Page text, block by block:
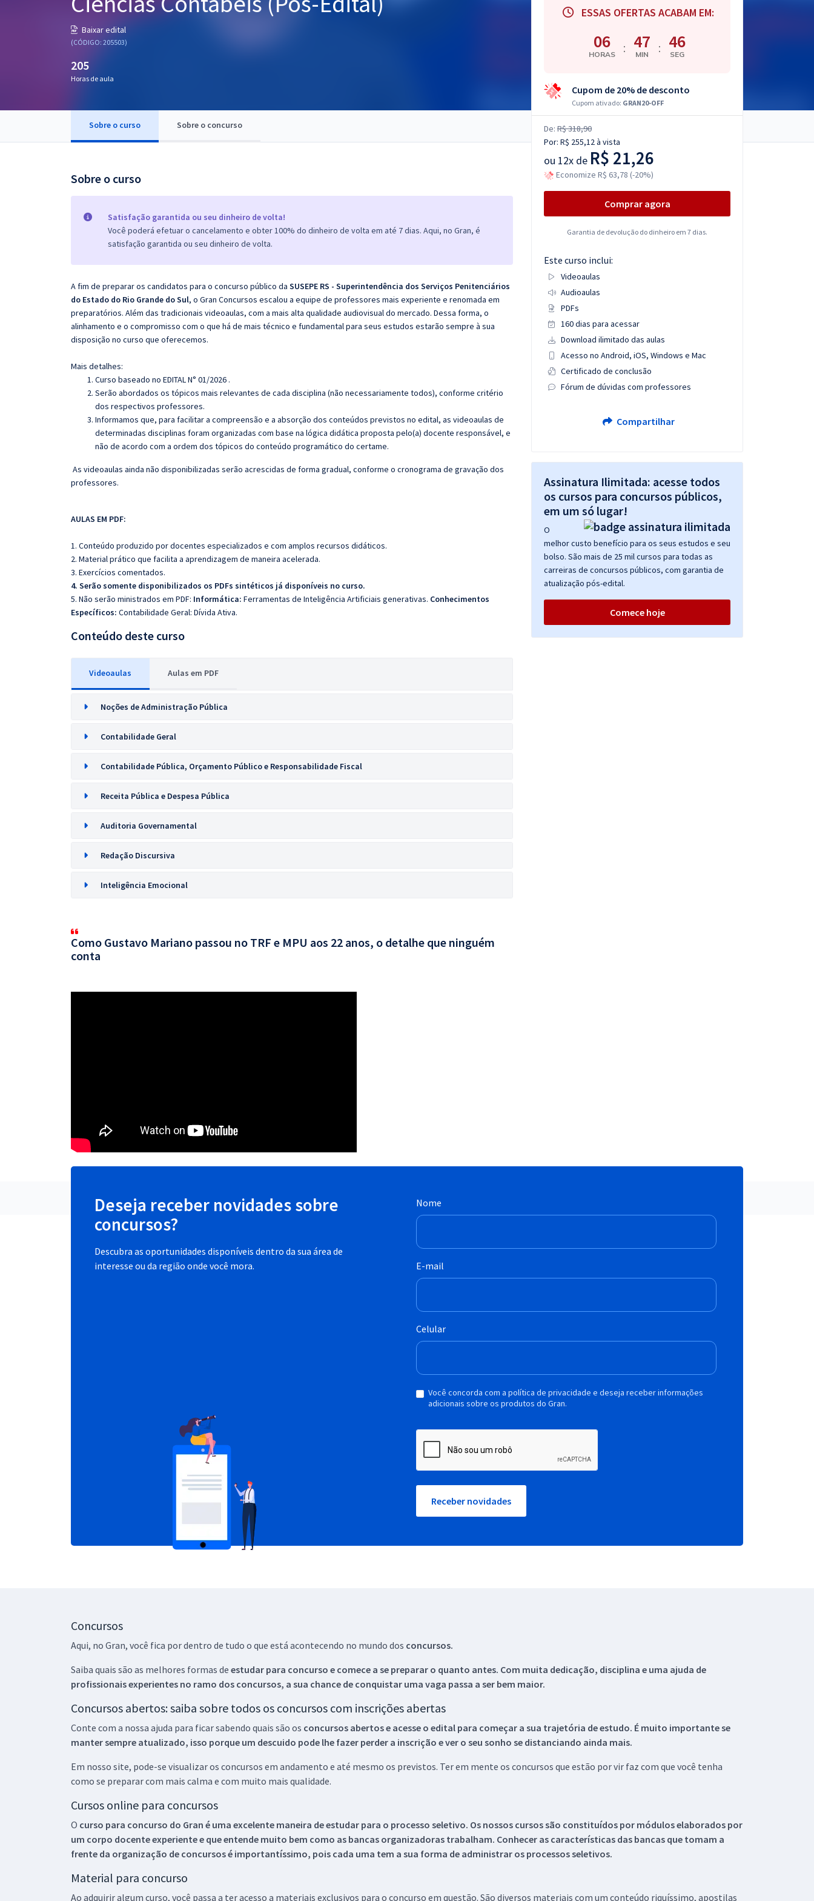
Baixar edital
(CÓDIGO: 205503)
205
Horas de aula
Sobre o curso Sobre o concurso
Sobre o curso
Satisfação garantida ou seu dinheiro de volta!
Você poderá efetuar o cancelamento e obter 100% do dinheiro de volta em até 7 dias. Aqui, no Gran, é
satisfação garantida ou seu dinheiro de volta.
A fim de preparar os candidatos para o concurso público da SUSEPE RS - Superintendência dos Serviços Penitenciários
do Estado do Rio Grande do Sul, o Gran Concursos escalou a equipe de professores mais experiente e renomada em
preparatórios. Além das tradicionais videoaulas, com a mais alta qualidade audiovisual do mercado. Dessa forma, o
alinhamento e o compromisso com o que há de mais técnico e fundamental para seus estudos estarão sempre à sua
disposição no curso que oferecemos.
Mais detalhes:
Curso baseado no EDITAL N° 01/2026 .
Serão abordados os tópicos mais relevantes de cada disciplina (não necessariamente todos), conforme critério
dos respectivos professores.
Informamos que, para facilitar a compreensão e a absorção dos conteúdos previstos no edital, as videoaulas de
determinadas disciplinas foram organizadas com base na lógica didática proposta pelo(a) docente responsável, e
não de acordo com a ordem dos tópicos do conteúdo programático do certame.
As videoaulas ainda não disponibilizadas serão acrescidas de forma gradual, conforme o cronograma de gravação dos
professores.
AULAS EM PDF:
1. Conteúdo produzido por docentes especializados e com amplos recursos didáticos.
2. Material prático que facilita a aprendizagem de maneira acelerada.
3. Exercícios comentados.
4. Serão somente disponibilizados os PDFs sintéticos já disponíveis no curso.
5. Não serão ministrados em PDF: Informática: Ferramentas de Inteligência Artificiais generativas. Conhecimentos
Específicos: Contabilidade Geral: Dívida Ativa.
Conteúdo deste curso
Videoaulas Aulas em PDF
Noções de Administração Pública
Contabilidade Geral
Contabilidade Pública, Orçamento Público e Responsabilidade Fiscal
Receita Pública e Despesa Pública
Auditoria Governamental
Redação Discursiva
Inteligência Emocional
Como Gustavo Mariano passou no TRF e MPU aos 22 anos, o detalhe que ninguém
conta
ESSAS OFERTAS ACABAM EM:
06
HORAS : 47
MIN : 45
SEG
Cupom de 20% de desconto
Cupom ativado: GRAN20-OFF
De: R$ 318,90
Por: R$ 255,12à vista
ou 12x de R$ 21,26
Economize R$ 63,78 (-20%)
Comprar agora
Garantia de devolução do dinheiro em 7 dias.
Este curso inclui:
Videoaulas
Audioaulas
PDFs
160 dias para acessar
Download ilimitado das aulas
Acesso no Android, iOS, Windows e Mac
Certificado de conclusão
Fórum de dúvidas com professores
Compartilhar
Assinatura Ilimitada: acesse todos
os cursos para concursos públicos,
em um só lugar!
O
melhor custo benefício para os seus estudos e seu
bolso. São mais de 25 mil cursos para todas as
carreiras de concursos públicos, com garantia de
atualização pós-edital.
Comece hoje
Deseja receber novidades sobre
concursos?
Descubra as oportunidades disponíveis dentro da sua área de
interesse ou da região onde você mora.
Nome
E-mail
Celular
Você concorda com a política de privacidade e deseja receber informações
adicionais sobre os produtos do Gran.
Receber novidades
Concursos
Aqui, no Gran, você fica por dentro de tudo o que está acontecendo no mundo dos concursos.
Saiba quais são as melhores formas de estudar para concurso e comece a se preparar o quanto antes. Com muita dedicação, disciplina e uma ajuda de
profissionais experientes no ramo dos concursos, a sua chance de conquistar uma vaga passa a ser bem maior.
Concursos abertos: saiba sobre todos os concursos com inscrições abertas
Conte com a nossa ajuda para ficar sabendo quais são os concursos abertos e acesse o edital para começar a sua trajetória de estudo. É muito importante se
manter sempre atualizado, isso porque um descuido pode lhe fazer perder a inscrição e ver o seu sonho se distanciando ainda mais.
Em nosso site, pode-se visualizar os concursos em andamento e até mesmo os previstos. Ter em mente os concursos que estão por vir faz com que você tenha
como se preparar com mais calma e com muito mais qualidade.
Cursos online para concursos
O curso para concurso do Gran é uma excelente maneira de estudar para o processo seletivo. Os nossos cursos são constituídos por módulos elaborados por
um corpo docente experiente e que entende muito bem como as bancas organizadoras trabalham. Conhecer as características das bancas que tomam a
frente da organização de concursos é importantíssimo, pois cada uma tem a sua forma de administrar os processos seletivos.
Material para concurso
Ao adquirir algum curso, você passa a ter acesso a materiais exclusivos para o concurso em questão. São diversos materiais com um conteúdo riquíssimo, apostilas